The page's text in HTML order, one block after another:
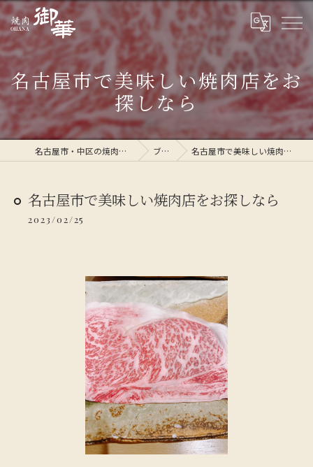
名古屋市で美味しい焼肉店をお
探しなら
名古屋市・中区の焼肉なら焼肉 御華 ブログ 名古屋市で美味しい焼肉店をお探しなら
名古屋市で美味しい焼肉店をお探しなら
2023/02/25